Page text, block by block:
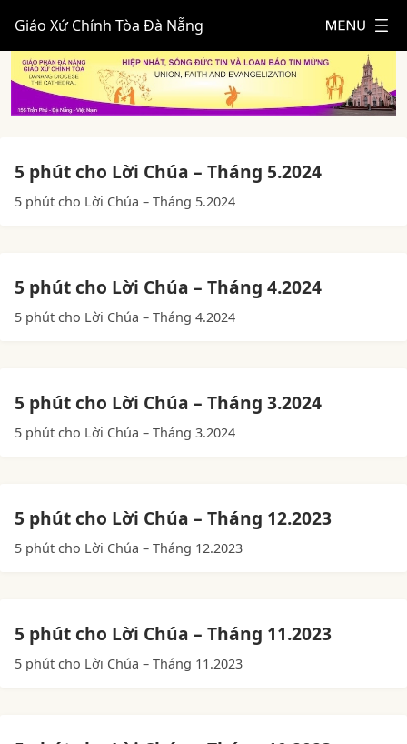
Giáo Xứ Chính Tòa Đà Nẵng
5 phút cho Lời Chúa – Tháng 5.2024
5 phút cho Lời Chúa – Tháng 5.2024
5 phút cho Lời Chúa – Tháng 4.2024
5 phút cho Lời Chúa – Tháng 4.2024
5 phút cho Lời Chúa – Tháng 3.2024
5 phút cho Lời Chúa – Tháng 3.2024
5 phút cho Lời Chúa – Tháng 12.2023
5 phút cho Lời Chúa – Tháng 12.2023
5 phút cho Lời Chúa – Tháng 11.2023
5 phút cho Lời Chúa – Tháng 11.2023